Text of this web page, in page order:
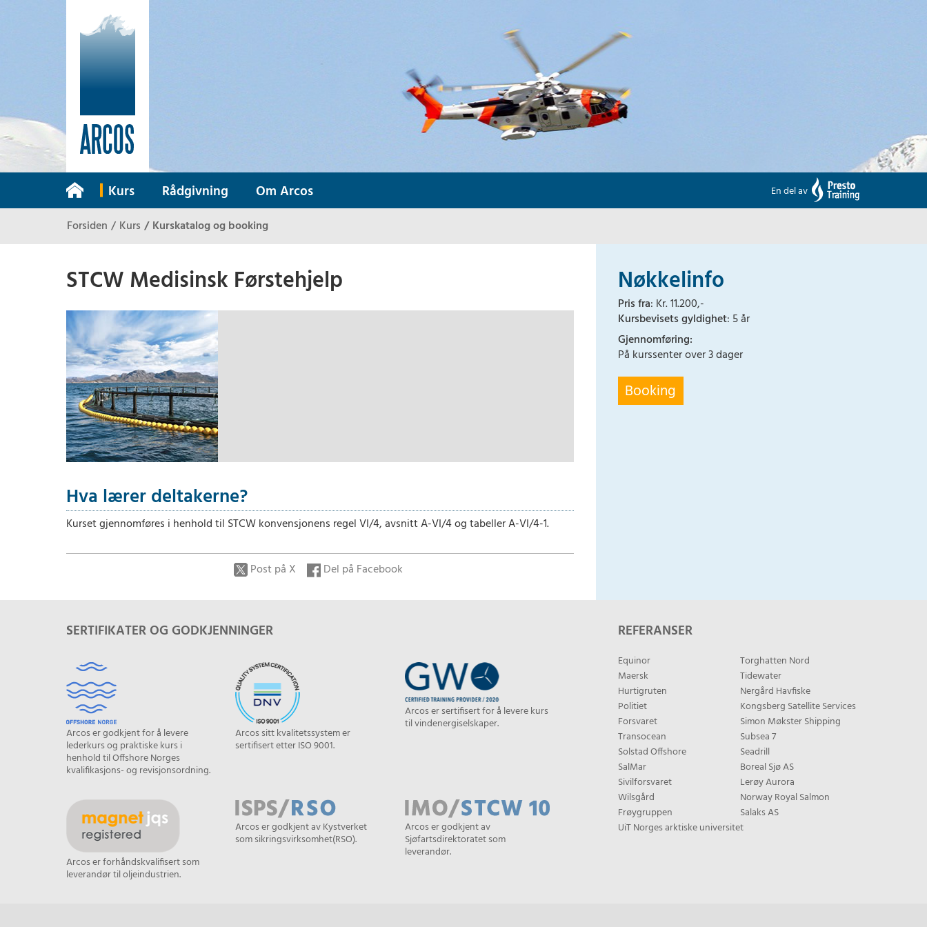
Tilbake til forsiden
Kurs Rådgivning Om Arcos En del av
Forsiden Kurs Kurskatalog og booking
STCW Medisinsk Førstehjelp
Hva lærer deltakerne?
Kurset gjennomføres i henhold til STCW konvensjonens regel VI/4, avsnitt A-VI/4 og tabeller A-VI/4-1.
Post på X Del på Facebook
Nøkkelinfo
Pris fra: Kr. 11.200,-
Kursbevisets gyldighet: 5 år
Gjennomføring:
På kurssenter over 3 dager
Booking
SERTIFIKATER OG GODKJENNINGER
Arcos er godkjent for å levere
lederkurs og praktiske kurs i
henhold til Offshore Norges
kvalifikasjons- og revisjonsordning.
Arcos sitt kvalitetssystem er
sertifisert etter ISO 9001.
Arcos er sertifisert for å levere kurs
til vindenergiselskaper.
Arcos er forhåndskvalifisert som
leverandør til oljeindustrien.
Arcos er godkjent av Kystverket
som sikringsvirksomhet(RSO).
Arcos er godkjent av
Sjøfartsdirektoratet som
leverandør.
REFERANSER
Equinor
Torghatten Nord
Maersk
Tidewater
Hurtigruten
Nergård Havfiske
Politiet
Kongsberg Satellite Services
Forsvaret
Simon Møkster Shipping
Transocean
Subsea 7
Solstad Offshore
Seadrill
SalMar
Boreal Sjø AS
Sivilforsvaret
Lerøy Aurora
Wilsgård
Norway Royal Salmon
Frøygruppen
Salaks AS
UiT Norges arktiske universitet